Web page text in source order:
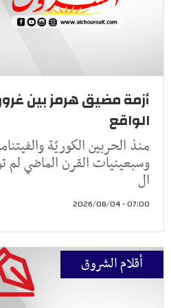
أزمة مضيق هرمز بين
الواقع
منذ الحربين الكوريّة
وسبعينيات القرن الماضي لم
ال
07:00 - 2026/08/04
أقلام الشروق